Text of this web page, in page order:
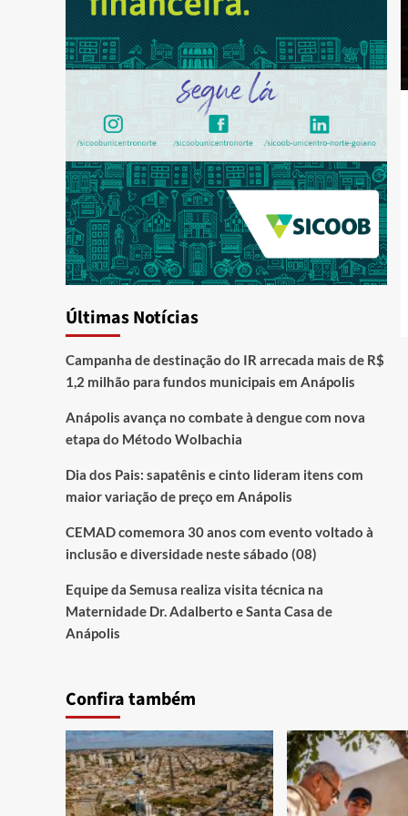
Últimas Notícias
Campanha de destinação do IR arrecada mais de R$
1,2 milhão para fundos municipais em Anápolis
Anápolis avança no combate à dengue com nova
etapa do Método Wolbachia
Dia dos Pais: sapatênis e cinto lideram itens com
maior variação de preço em Anápolis
CEMAD comemora 30 anos com evento voltado à
inclusão e diversidade neste sábado (08)
Equipe da Semusa realiza visita técnica na
Maternidade Dr. Adalberto e Santa Casa de
Anápolis
Confira também